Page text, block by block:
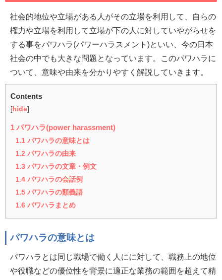
社会的地位や立場がある人がその立場を利用して、自らの
権力や立場を利用して立場が下の人に対していやがらせを
する事をパワハラ(パワーハラスメント)といい、今の日本
社会の中でも大きな問題となっています。このパワハラに
ついて、意味や由来を分かりやすく解説していきます。
Contents
[ hide]
1 パワハラ(power harassment)
1.1 パワハラの意味とは
1.2 パワハラの由来
1.3 パワハラの文章・例文
1.4 パワハラの会話例
1.5 パワハラの類義語
1.6 パワハラまとめ
パワハラの意味とは
パワハラとは同じ職場で働く人にに対して、職務上の地位
や役職などの優位性を背景に適正な業務の範囲を超えて精